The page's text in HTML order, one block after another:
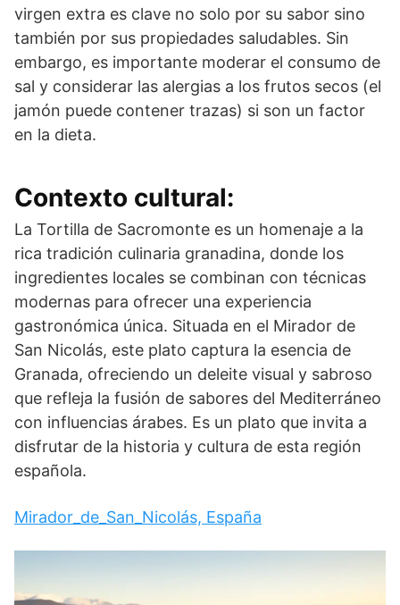
virgen extra es clave no solo por su sabor sino
también por sus propiedades saludables. Sin
embargo, es importante moderar el consumo de
sal y considerar las alergias a los frutos secos (el
jamón puede contener trazas) si son un factor
en la dieta.
Contexto cultural:
La Tortilla de Sacromonte es un homenaje a la
rica tradición culinaria granadina, donde los
ingredientes locales se combinan con técnicas
modernas para ofrecer una experiencia
gastronómica única. Situada en el Mirador de
San Nicolás, este plato captura la esencia de
Granada, ofreciendo un deleite visual y sabroso
que refleja la fusión de sabores del Mediterráneo
con influencias árabes. Es un plato que invita a
disfrutar de la historia y cultura de esta región
española.
Mirador_de_San_Nicolás, España